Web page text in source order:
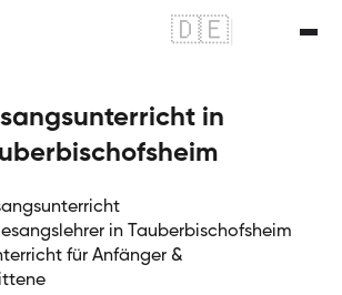
🇩🇪
in
in Tauberbischofsheim
für Anfänger &